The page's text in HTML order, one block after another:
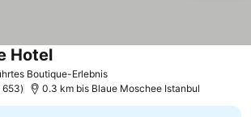
Boutique-ErlebnisPreise sehen
HotelPreise sehen
653 0.3 km bis Blaue Moschee Istanbul